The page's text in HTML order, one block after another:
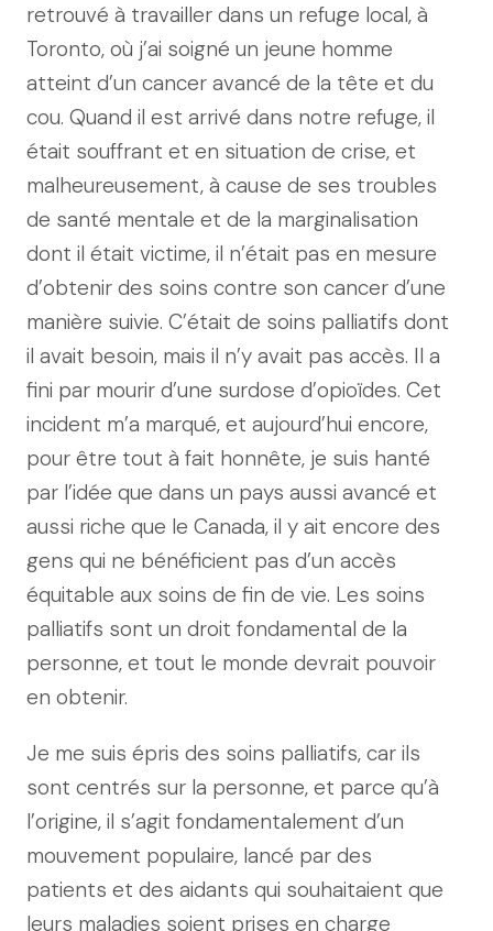
retrouvé à travailler dans un refuge local, à
Toronto, où j’ai soigné un jeune homme
atteint d’un cancer avancé de la tête et du
cou. Quand il est arrivé dans notre refuge, il
était souffrant et en situation de crise, et
malheureusement, à cause de ses troubles
de santé mentale et de la marginalisation
dont il était victime, il n’était pas en mesure
d’obtenir des soins contre son cancer d’une
manière suivie. C’était de soins palliatifs dont
il avait besoin, mais il n’y avait pas accès. Il a
fini par mourir d’une surdose d’opioïdes. Cet
incident m’a marqué, et aujourd’hui encore,
pour être tout à fait honnête, je suis hanté
par l’idée que dans un pays aussi avancé et
aussi riche que le Canada, il y ait encore des
gens qui ne bénéficient pas d’un accès
équitable aux soins de fin de vie. Les soins
palliatifs sont un droit fondamental de la
personne, et tout le monde devrait pouvoir
en obtenir.
Je me suis épris des soins palliatifs, car ils
sont centrés sur la personne, et parce qu’à
l’origine, il s’agit fondamentalement d’un
mouvement populaire, lancé par des
patients et des aidants qui souhaitaient que
leurs maladies soient prises en charge